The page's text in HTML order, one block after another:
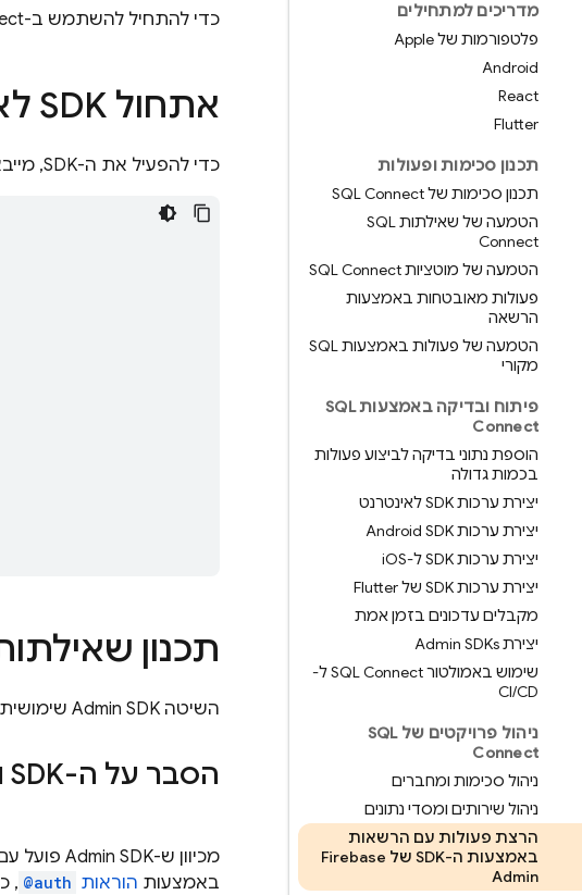
מדריכים למתחילים
פלטפורמות של Apple
Android
React
Flutter
תכנון סכימות ופעולות
תכנון סכימות של SQL Connect
הטמעה של שאילתות SQL
Connect
הטמעה של מוטציות SQL Connect
פעולות מאובטחות באמצעות
הרשאה
הטמעה של פעולות באמצעות SQL
מקורי
פיתוח ובדיקה באמצעות SQL
Connect
הוספת נתוני בדיקה לביצוע פעולות
בכמות גדולה
יצירת ערכות SDK לאינטרנט
יצירת ערכות Android SDK
יצירת ערכות SDK ל-i
OS
יצירת ערכות SDK של Flutter
מקבלים עדכונים בזמן אמת
יצירת Admin SDKs
שימוש באמולטור SQL Connect ל-
CI/CD
ניהול פרויקטים של SQL
Connect
ניהול סכימות ומחברים
ניהול שירותים ומסדי נתונים
הרצת פעולות עם הרשאות
באמצעות ה-SDK של Firebase
Admin
כדי להתחיל להשתמש ב-
אתחול SDK לאדמינים בסקריפטים
כדי להפעיל את ה-SDK, מייבאים את התוספים
תכנון
השיטה Admin SDK
הסבר על ה-SDK ועל
מכיוון ש-Admin SDK פועל
באמצעות הוראות @auth
,